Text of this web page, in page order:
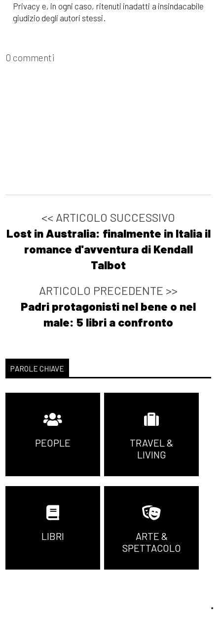
Privacy e, in ogni caso, ritenuti inadatti a insindacabile
giudizio degli autori stessi.
0 commenti
<< ARTICOLO SUCCESSIVO
Lost in Australia: finalmente in Italia il
romance d'avventura di Kendall
Talbot
ARTICOLO PRECEDENTE >>
Padri protagonisti nel bene o nel
male: 5 libri a confronto
PAROLE CHIAVE
PEOPLE
TRAVEL &
LIVING
LIBRI
ARTE &
SPETTACOLO